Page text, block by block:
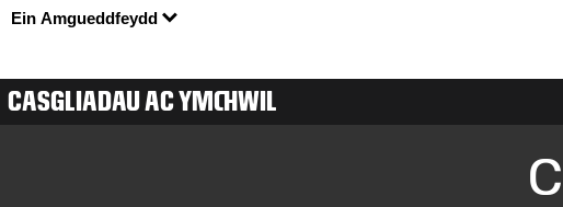
Ein Amgueddfeydd
CASGLIADAU AC YMCHWIL